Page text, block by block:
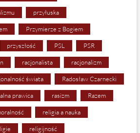
przyłuska
Przymierze z Bogiem
przyszłość PSL PSR
racjonalista racjonalizm
świata Radosław Czarnecki
prawica rasizm Razem
religia a nauka
religijność